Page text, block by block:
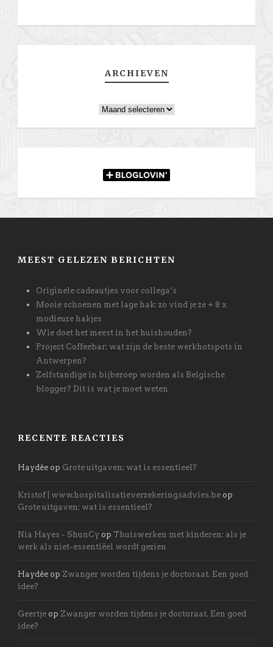
ARCHIEVEN
Archieven
MEEST GELEZEN BERICHTEN
Originele cadeautjes voor collega’s
Mooie schoenen met lage hak: zo vind je ze + 8 x
modieuze hakjes
Wie doet het meest in het huishouden?
Project Coffeebar: wat zijn de beste werkhotspots in
Antwerpen?
Zelfstandige in bijberoep worden als Belgische
blogger? Dit is wat je moet weten
RECENTE REACTIES
Haydée op Grote uitgaven: wat is essentieel?
Kristof | www.hospitalisatieverzekeringsadvies.be op
Grote uitgaven: wat is essentieel?
Nia Hayes - ShunCy op Thuiswerken met kinderen: als je
werk als niet-essentiëel wordt gezien
Haydée op Zwanger worden tijdens je doctoraat. Een goed
idee?
Geertje op Zwanger worden tijdens je doctoraat. Een goed
idee?